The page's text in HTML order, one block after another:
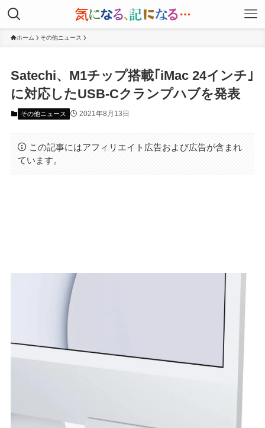
ホーム その他ニュース
Satechi、M1チップ搭載｢iMac 24インチ｣
に対応したUSB-Cクランプハブを発表
その他ニュース 2021年8月13日
この記事にはアフィリエイト広告および広告が含まれ
ています。